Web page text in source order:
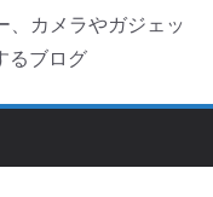
、カメラやガジェッ
るブログ